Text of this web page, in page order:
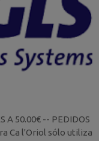
A 50.00€ -- PEDIDOS
Ca l'Oriol sólo utiliza